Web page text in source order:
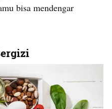
bisa mendengar